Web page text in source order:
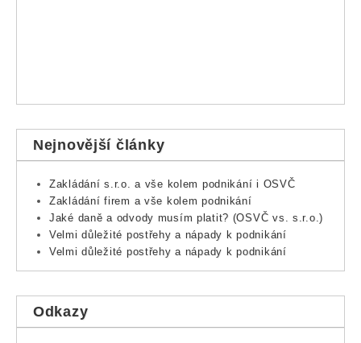
Nejnovější články
Zakládání s.r.o. a vše kolem podnikání i OSVČ
Zakládání firem a vše kolem podnikání
Jaké daně a odvody musím platit? (OSVČ vs. s.r.o.)
Velmi důležité postřehy a nápady k podnikání
Velmi důležité postřehy a nápady k podnikání
Odkazy